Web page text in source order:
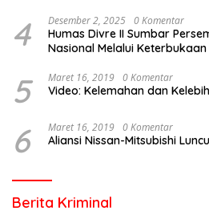
4 Desember 2, 2025 0 Komentar
Humas Divre II Sumbar
Nasional Melalui
5 Maret 16, 2019 0 Komentar
Video: Kelemahan dan
6 Maret 16, 2019 0 Komentar
Aliansi Nissan-Mitsubishi
Berita Kriminal